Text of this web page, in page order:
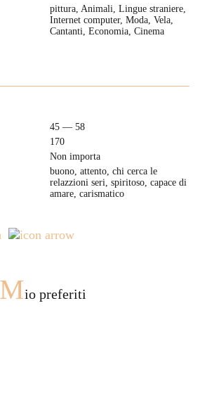
pittura, Animali, Lingue straniere,
Internet computer, Moda, Vela,
Cantanti, Economia, Cinema
45 — 58
170
Non importa
buono, attento, chi cerca le
relazzioni seri, spiritoso, capace di
amare, carismatico
Mio preferiti